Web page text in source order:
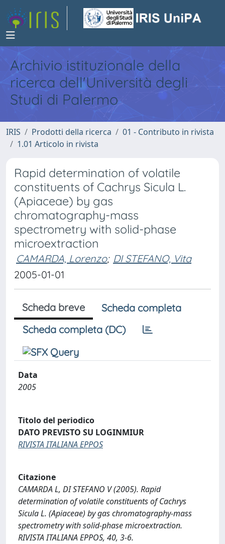
Archivio istituzionale della
ricerca dell'Università degli
Studi di Palermo
IRIS Prodotti della ricerca
01 - Contributo in rivista
1.01 Articolo in rivista
Rapid determination of volatile
constituents of Cachrys Sicula L.
(Apiaceae) by gas
chromatography-mass
spectrometry with solid-phase
microextraction
CAMARDA, Lorenzo; DI STEFANO, Vita
2005-01-01
Scheda breve
Scheda completa
Scheda completa (DC)
Data
2005
Titolo del periodico
DATO PREVISTO SU LOGINMIUR
RIVISTA ITALIANA EPPOS
Citazione
CAMARDA L, DI STEFANO V (2005). Rapid
determination of volatile constituents of Cachrys
Sicula L. (Apiaceae) by gas chromatography-mass
spectrometry with solid-phase microextraction.
RIVISTA ITALIANA EPPOS, 40, 3-6.